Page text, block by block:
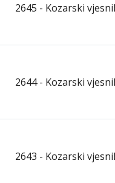
2645 - Kozarski
2644 - Kozarski
2643 - Kozarski